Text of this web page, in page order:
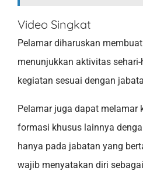
Video Singkat
Pelamar diharuskan
menunjukkan aktivitas
kegiatan sesuai dengan
Pelamar juga dapat melamar
formasi khusus lainnya
hanya pada jabatan yang
wajib menyatakan diri